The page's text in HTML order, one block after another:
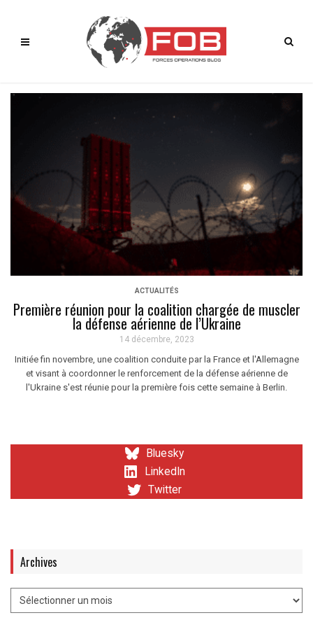
ACTUALITÉS
Première réunion pour la coalition chargée de muscler
la défense aérienne de l’Ukraine
14 décembre, 2023
Initiée fin novembre, une coalition conduite par la France et l'Allemagne
et visant à coordonner le renforcement de la défense aérienne de
l'Ukraine s'est réunie pour la première fois cette semaine à Berlin.
Bluesky
LinkedIn
Twitter
Archives